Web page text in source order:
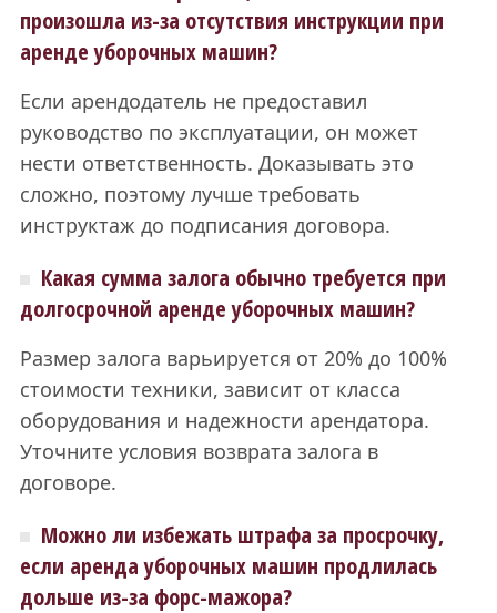
произошла из-за отсутствия инструкции при
аренде уборочных машин?
Если арендодатель не предоставил
руководство по эксплуатации, он может
нести ответственность. Доказывать это
сложно, поэтому лучше требовать
инструктаж до подписания договора.
Какая сумма залога обычно требуется при
долгосрочной аренде уборочных машин?
Размер залога варьируется от 20% до 100%
стоимости техники, зависит от класса
оборудования и надежности арендатора.
Уточните условия возврата залога в
договоре.
Можно ли избежать штрафа за просрочку,
если аренда уборочных машин продлилась
дольше из-за форс-мажора?